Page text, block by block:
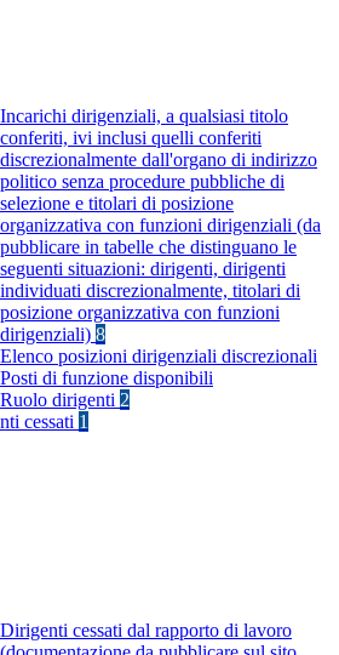
Incarichi dirigenziali, a qualsiasi titolo
conferiti, ivi inclusi quelli conferiti
discrezionalmente dall'organo di indirizzo
politico senza procedure pubbliche di
selezione e titolari di posizione
organizzativa con funzioni dirigenziali (da
pubblicare in tabelle che distinguano le
seguenti situazioni: dirigenti, dirigenti
individuati discrezionalmente, titolari di
posizione organizzativa con funzioni
dirigenziali) 8
Elenco posizioni dirigenziali discrezionali
Posti di funzione disponibili
Ruolo dirigenti 2
cessati 1
Dirigenti cessati dal rapporto di lavoro